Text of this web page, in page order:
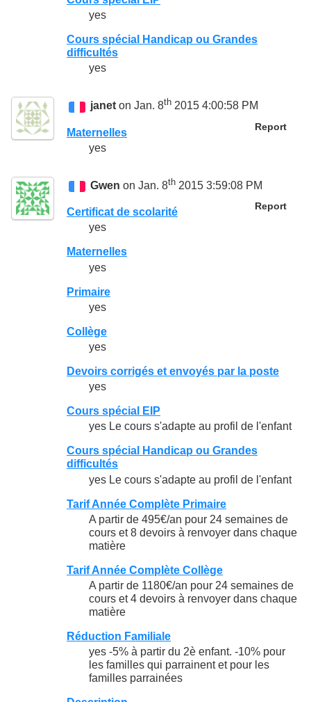
yes
Cours spécial Handicap ou Grandes
difficultés
yes
janet on Jan. 8th 2015 4:00:58 PM
Report
Maternelles
yes
Gwen on Jan. 8th 2015 3:59:08 PM
Report
Certificat de scolarité
yes
Maternelles
yes
Primaire
yes
Collège
yes
Devoirs corrigés et envoyés par la poste
yes
Cours spécial EIP
yes Le cours s'adapte au profil de l'enfant
Cours spécial Handicap ou Grandes
difficultés
yes Le cours s'adapte au profil de l'enfant
Tarif Année Complète Primaire
A partir de 495€/an pour 24 semaines de
cours et 8 devoirs à renvoyer dans chaque
matière
Tarif Année Complète Collège
A partir de 1180€/an pour 24 semaines de
cours et 4 devoirs à renvoyer dans chaque
matière
Réduction Familiale
yes -5% à partir du 2è enfant. -10% pour
les familles qui parrainent et pour les
familles parrainées